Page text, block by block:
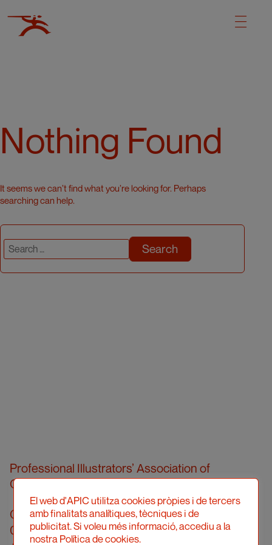
Nothing Found
It seems we can’t find what you’re looking for. Perhaps
searching can help.
Search
for:
Professional Illustrators’ Association of
Catalonia (hereinafter, APIC)
Carrer Londres, 96, pral. 2a
08036 Barcelona
El web d'APIC utilitza cookies pròpies i de tercers
amb finalitats analítiques, tècniques i de
publicitat. Si voleu més informació, accediu a la
nostra Política de cookies.